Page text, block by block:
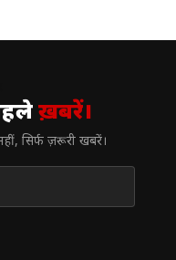
ख़बरें।
सिर्फ ज़रूरी खबरें।